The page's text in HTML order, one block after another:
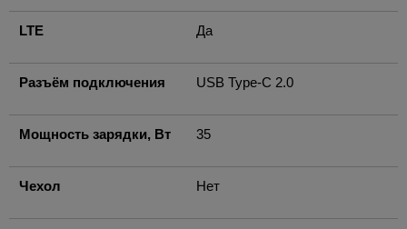
LTE Да
Разъём подключения USB Type-C 2.0
Мощность зарядки, Вт 35
Чехол Нет